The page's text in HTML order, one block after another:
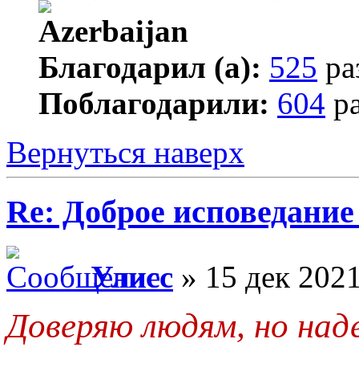
Благодарил (а): 525
Поблагодарили: 604
Вернуться наверх
Re: Доброе
Улисс » 15 дек
Доверяю людям, но